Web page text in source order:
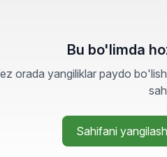
Bu bo'limda
orada yangiliklar paydo
Sahifani yangilash